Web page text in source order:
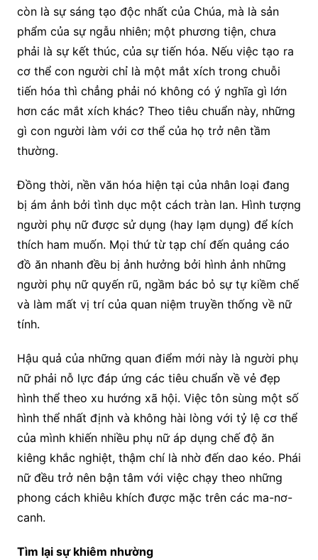
còn là sự sáng tạo độc nhất của Chúa, mà là sản
phẩm của sự ngẫu nhiên; một phương tiện, chưa
phải là sự kết thúc, của sự tiến hóa. Nếu việc tạo ra
cơ thể con người chỉ là một mắt xích trong chuỗi
tiến hóa thì chẳng phải nó không có ý nghĩa gì lớn
hơn các mắt xích khác? Theo tiêu chuẩn này, những
gì con người làm với cơ thể của họ trở nên tầm
thường.
Đồng thời, nền văn hóa hiện tại của nhân loại đang
bị ám ảnh bởi tình dục một cách tràn lan. Hình tượng
người phụ nữ được sử dụng (hay lạm dụng) để kích
thích ham muốn. Mọi thứ từ tạp chí đến quảng cáo
đồ ăn nhanh đều bị ảnh hưởng bởi hình ảnh những
người phụ nữ quyến rũ, ngầm bác bỏ sự tự kiềm chế
và làm mất vị trí của quan niệm truyền thống về nữ
tính.
Hậu quả của những quan điểm mới này là người phụ
nữ phải nỗ lực đáp ứng các tiêu chuẩn về vẻ đẹp
hình thể theo xu hướng xã hội. Việc tôn sùng một số
hình thể nhất định và không hài lòng với tỷ lệ cơ thể
của mình khiến nhiều phụ nữ áp dụng chế độ ăn
kiêng khắc nghiệt, thậm chí là nhờ đến dao kéo. Phái
nữ đều trở nên bận tâm với việc chạy theo những
phong cách khiêu khích được mặc trên các ma-nơ-
canh.
Tìm lại sự khiêm nhường